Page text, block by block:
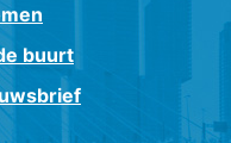
buurt